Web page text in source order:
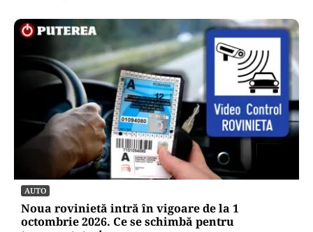
AUTO
Noua rovinietă intră în vigoare de la 1
octombrie 2026. Ce se schimbă pentru